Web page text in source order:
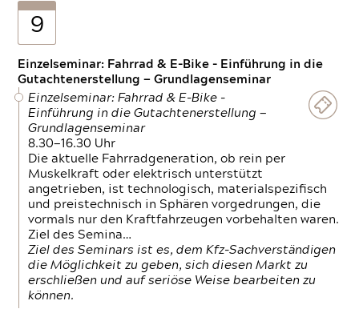
9
Einzelseminar: Fahrrad & E-Bike - Einführung in die
Gutachtenerstellung — Grundlagenseminar
Einzelseminar: Fahrrad & E-Bike -
Einführung in die Gutachtenerstellung —
Grundlagenseminar
8.30—16.30 Uhr
Die aktuelle Fahrradgeneration, ob rein per
Muskelkraft oder elektrisch unterstützt
angetrieben, ist technologisch, materialspezifisch
und preistechnisch in Sphären vorgedrungen, die
vormals nur den Kraftfahrzeugen vorbehalten waren.
Ziel des Semina…
Ziel des Seminars ist es, dem Kfz-Sachverständigen
die Möglichkeit zu geben, sich diesen Markt zu
erschließen und auf seriöse Weise bearbeiten zu
können.